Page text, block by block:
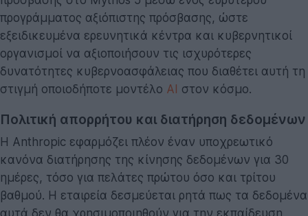
προγράμματος αξιόπιστης πρόσβασης, ώστε
εξειδικευμένα ερευνητικά κέντρα και κυβερνητικοί
οργανισμοί να αξιοποιήσουν τις ισχυρότερες
δυνατότητες κυβερνοασφάλειας που διαθέτει αυτή τη
στιγμή οποιοδήποτε μοντέλο AI στον κόσμο.
Πολιτική απορρήτου και διατήρηση δεδομένων
Η Anthropic εφαρμόζει πλέον έναν υποχρεωτικό
κανόνα διατήρησης της κίνησης δεδομένων για 30
ημέρες, τόσο για πελάτες πρώτου όσο και τρίτου
βαθμού. Η εταιρεία δεσμεύεται ρητά πως τα δεδομένα
αυτά δεν θα χρησιμοποιηθούν για την εκπαίδευση